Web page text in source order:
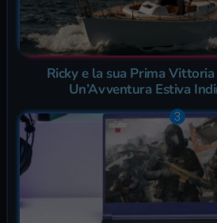
Ricky e la sua Prima
Un’Avventura Estiva